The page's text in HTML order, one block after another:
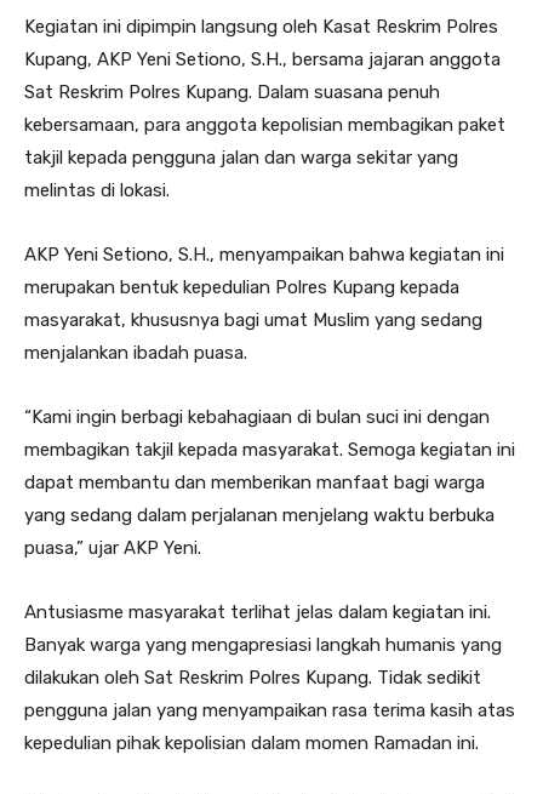
Kegiatan ini dipimpin langsung oleh Kasat Reskrim Polres
Kupang, AKP Yeni Setiono, S.H., bersama jajaran anggota
Sat Reskrim Polres Kupang. Dalam suasana penuh
kebersamaan, para anggota kepolisian membagikan paket
takjil kepada pengguna jalan dan warga sekitar yang
melintas di lokasi.
AKP Yeni Setiono, S.H., menyampaikan bahwa kegiatan ini
merupakan bentuk kepedulian Polres Kupang kepada
masyarakat, khususnya bagi umat Muslim yang sedang
menjalankan ibadah puasa.
“Kami ingin berbagi kebahagiaan di bulan suci ini dengan
membagikan takjil kepada masyarakat. Semoga kegiatan ini
dapat membantu dan memberikan manfaat bagi warga
yang sedang dalam perjalanan menjelang waktu berbuka
puasa,” ujar AKP Yeni.
Antusiasme masyarakat terlihat jelas dalam kegiatan ini.
Banyak warga yang mengapresiasi langkah humanis yang
dilakukan oleh Sat Reskrim Polres Kupang. Tidak sedikit
pengguna jalan yang menyampaikan rasa terima kasih atas
kepedulian pihak kepolisian dalam momen Ramadan ini.